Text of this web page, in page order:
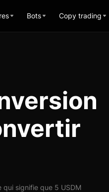
Bots Copy trading
qui signifie que 5 USDM